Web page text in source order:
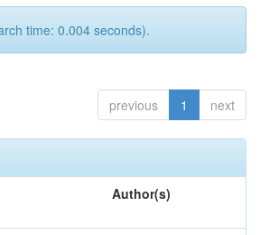
time: 0.004 seconds).
previous 1 next
Author(s)